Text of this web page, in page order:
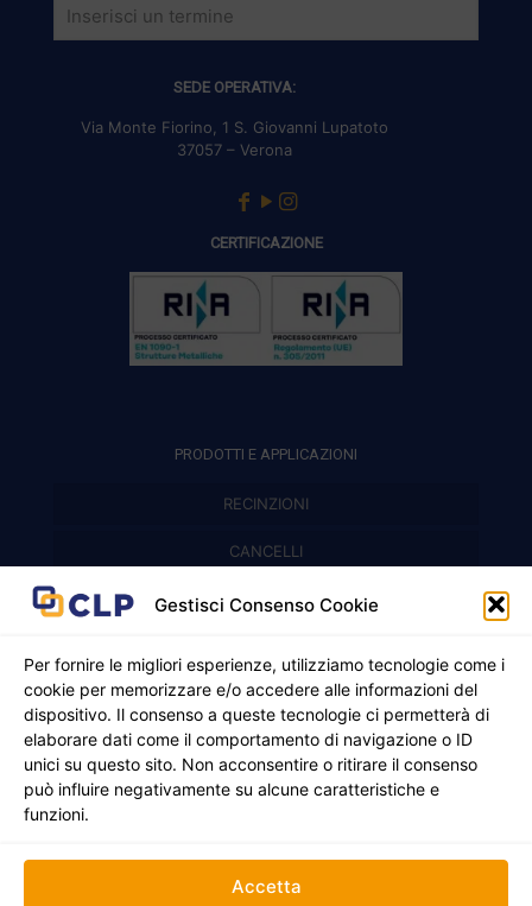
Gestisci Consenso Cookie
Per fornire le migliori esperienze, utilizziamo tecnologie come i
cookie per memorizzare e/o accedere alle informazioni del
dispositivo. Il consenso a queste tecnologie ci permetterà di
elaborare dati come il comportamento di navigazione o ID
unici su questo sito. Non acconsentire o ritirare il consenso
può influire negativamente su alcune caratteristiche e
funzioni.
Accetta
SEDE OPERATIVA:
Via Monte Fiorino, 1 S. Giovanni Lupatoto
37057 – Verona
CERTIFICAZIONE
PRODOTTI E APPLICAZIONI
RECINZIONI
Recinzioni modulari
Recinzioni a pannelli
CANCELLI
Cancelli prefabbricati
Cancelli in ferro battuto
Cancelli a due ante
Cancelli scorrevoli
APPLICAZIONI
Griglie e chiusini
Inferriate
Nicchie per gas ed elettricità
© 2021 - 2026 CLP SRLS All Rights Reserved.
CF e P. IVA 05130250235 | Sede legale Via Alessandro
Credits:Creativart
CANCELLI